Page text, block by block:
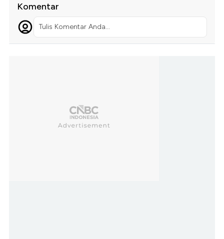
Komentar
Tulis Komentar Anda...